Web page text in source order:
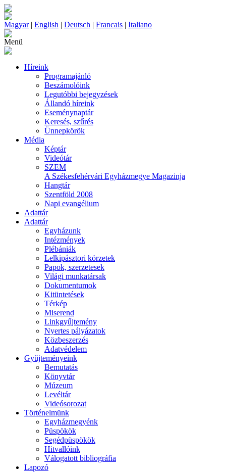
Magyar| English | Deutsch | Francais | Italiano
Menü
Híreink
Programajánló
Beszámolóink
Legutóbbi bejegyzések
Állandó híreink
Eseménynaptár
Keresés, szűrés
Ünnepkörök
Média
Képtár
Videótár
SZEM
A Székesfehérvári Egyházmegye Magazinja
Hangtár
Szentföld 2008
Napi evangélium
Adattár
Adattár
Egyházunk
Intézmények
Plébániák
Lelkipásztori körzetek
Papok, szerzetesek
Világi munkatársak
Dokumentumok
Kitüntetések
Térkép
Miserend
Linkgyűjtemény
Nyertes pályázatok
Közbeszerzés
Adatvédelem
Gyűjteményeink
Bemutatás
Könyvtár
Múzeum
Levéltár
Videósorozat
Történelmünk
Egyházmegyénk
Püspökök
Segédpüspökök
Hitvallóink
Válogatott bibliográfia
Lapozó